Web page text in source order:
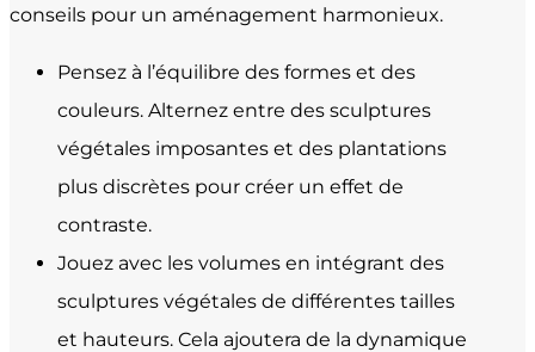
conseils pour un aménagement harmonieux.
Pensez à l’équilibre des formes et des
couleurs. Alternez entre des sculptures
végétales imposantes et des plantations
plus discrètes pour créer un effet de
contraste.
Jouez avec les volumes en intégrant des
sculptures végétales de différentes tailles
et hauteurs. Cela ajoutera de la dynamique